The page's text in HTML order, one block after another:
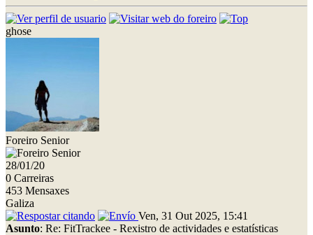
ghose
Foreiro Senior
28/01/20
0 Carreiras
453 Mensaxes
Galiza
Ven, 31 Out 2025, 15:41
Asunto: Re: FitTrackee - Rexistro de actividades e estatísticas